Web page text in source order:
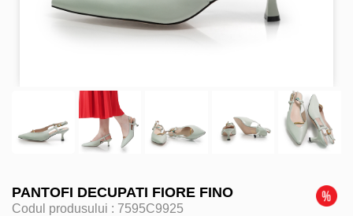
PANTOFI DECUPATI FIORE FINO
Codul produsului : 7595C9925